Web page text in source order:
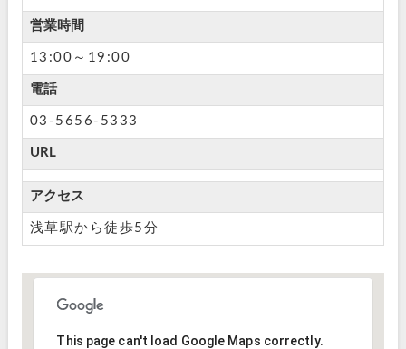
営業時間
13:00～19:00
電話
03-5656-5333
URL
アクセス
浅草駅から徒歩5分
This page can't load Google Maps correctly.